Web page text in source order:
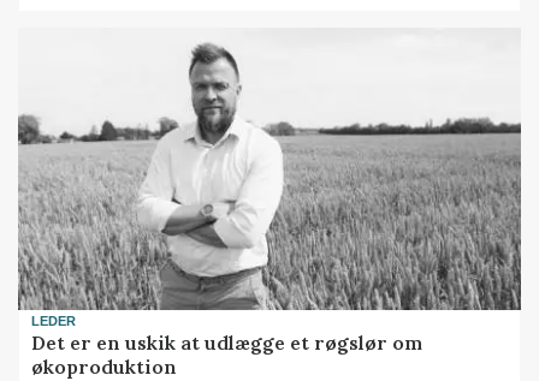
LEDER
Det er en uskik at udlægge et røgslør om
økoproduktion